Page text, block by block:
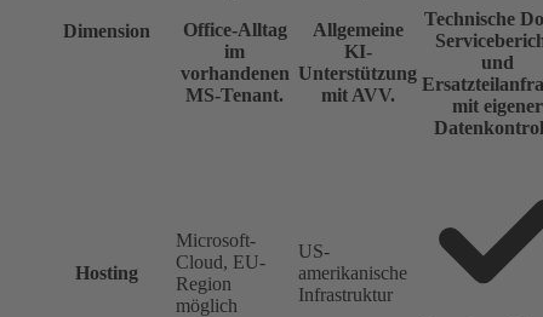
Dimension
Office-Alltag
im
vorhandenen
MS-Tenant.
Allgemeine
KI-
Unterstützung
mit AVV.
Technische
und
mit eigener
Hosting
Microsoft-
Cloud, EU-
Region
möglich
US-
amerikanische
Infrastruktur